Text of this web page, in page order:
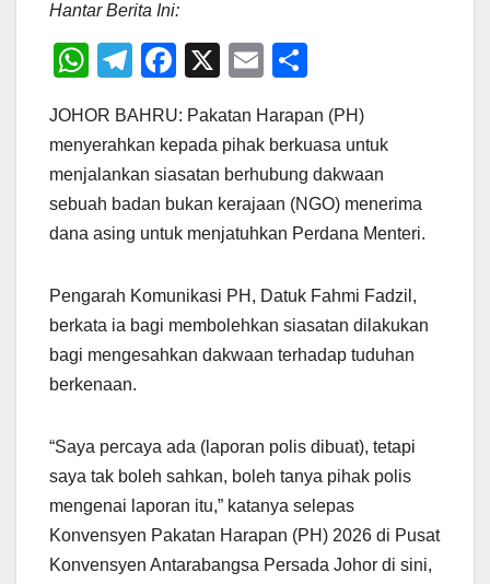
Hantar Berita Ini:
W
at
s
A
p
T
e
gr
a
m
F
c
e
b
o
k
X
E
ail ar
e
JOHOR BAHRU: Pakatan Harapan (PH)
menyerahkan kepada pihak berkuasa untuk
menjalankan siasatan berhubung dakwaan
sebuah badan bukan kerajaan (NGO) menerima
dana asing untuk menjatuhkan Perdana Menteri.
Pengarah Komunikasi PH, Datuk Fahmi Fadzil,
berkata ia bagi membolehkan siasatan dilakukan
bagi mengesahkan dakwaan terhadap tuduhan
berkenaan.
“Saya percaya ada (laporan polis dibuat), tetapi
saya tak boleh sahkan, boleh tanya pihak polis
mengenai laporan itu,” katanya selepas
Konvensyen Pakatan Harapan (PH) 2026 di Pusat
Konvensyen Antarabangsa Persada Johor di sini,